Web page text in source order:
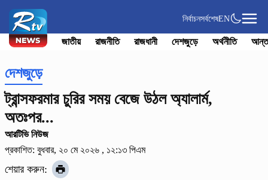
নির্বাচনসর্বশেষEN
জাতীয় রাজনীতি রাজধানী দেশজুড়ে অর্থনীতি
দেশজুড়ে
ট্রান্সফরমার চুরির সময় বেজে উঠল অ্যালার্ম,
অতঃপর...
আরটিভি নিউজ
প্রকাশিত: বুধবার, ২০ মে ২০২৬ , ১২:১৩ পিএম
শেয়ার করুন: